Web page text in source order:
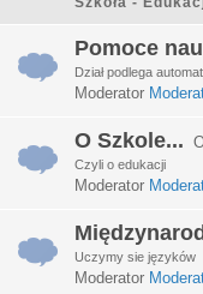
Pomoce
Dział podlega
Moderator
O Szkole...
Czyli o edukacji
Moderator
Uczymy sie języków
Moderator